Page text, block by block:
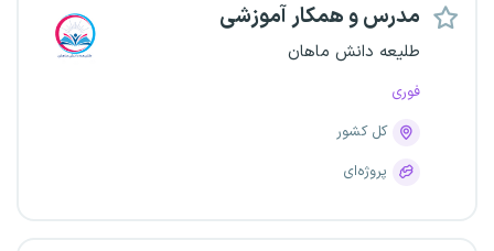
مدرس و همکار آموزشی
طلیعه دانش ماهان
فوری
کل کشور
پروژه‌ای